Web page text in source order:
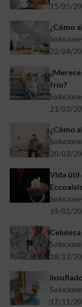
15/05/
¿Cómo
22/04/
frío?
21/03/
¿Cómo
20/02/
Vida útil
19/01/
Celulosa
18/12/
17/11/